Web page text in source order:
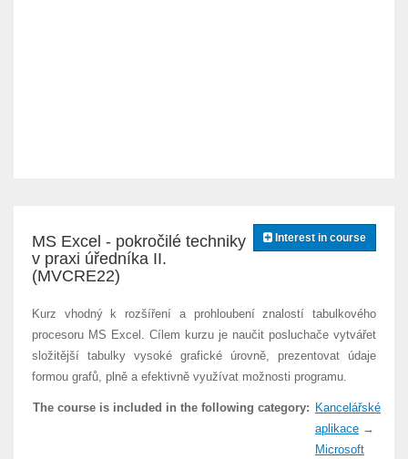
Interest in course
MS Excel - pokročilé techniky
v praxi úředníka II.
(MVCRE22)
Kurz vhodný k rozšíření a prohloubení znalostí tabulkového
procesoru MS Excel. Cílem kurzu je naučit posluchače vytvářet
složitější tabulky vysoké grafické úrovně, prezentovat údaje
formou grafů, plně a efektivně využívat možnosti programu.
The course is included in the following category: Kancelářské
aplikace →
Microsoft